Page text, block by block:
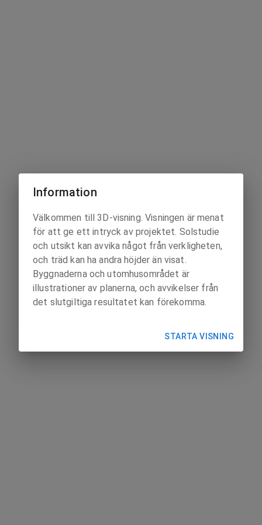
Information
Välkommen till 3D-visning. Visningen är menat
för att ge ett intryck av projektet. Solstudie
och utsikt kan avvika något från verkligheten,
och träd kan ha andra höjder än visat.
Byggnaderna och utomhusområdet är
illustrationer av planerna, och avvikelser från
det slutgiltiga resultatet kan förekomma.
STARTA VISNING